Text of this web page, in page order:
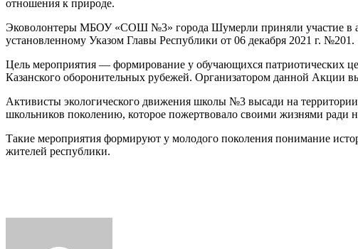
День
без
отношения к природе.
Эковолонтеры МБОУ «СОШ №3» города Шумерли приняли участие в
установленному Указом Главы Республики от 06 декабря 2021 г. №201.
Цель мероприятия — формирование у обучающихся патриотических
Казанского оборонительных рубежей. Организатором данной Акции
Активисты экологического движения школы №3 высади на
школьников поколению, которое пожертвовало своими жизнями ради
Такие мероприятия формируют у молодого поколения понимание
жителей республики.